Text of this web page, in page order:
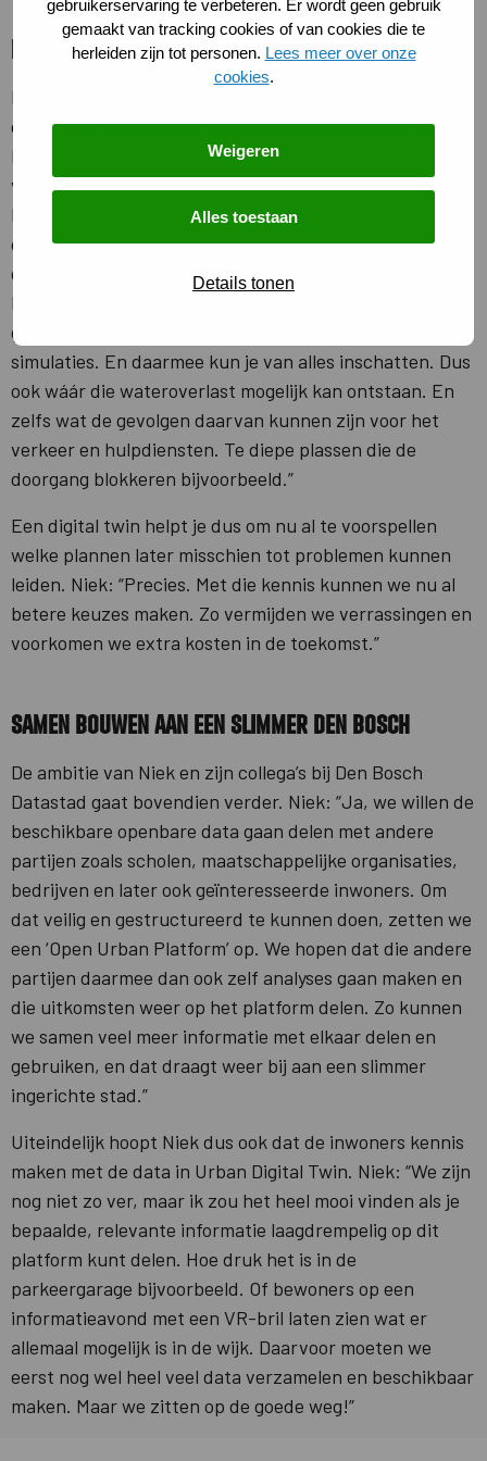
gebruikerservaring te verbeteren. Er wordt geen gebruik
gemaakt van tracking cookies of van cookies die te
herleiden zijn tot personen. Lees meer over onze
cookies.
Weigeren
Alles toestaan
Details tonen
Een blik in de toekomst
Maar Digital Twins gaan verder dan het heden, je kunt
er ook toekomstige scenario’s mee in beeld brengen.
Niek: “We kunnen bijvoorbeeld weergeven hoe delen
van de Spoorzone er in 2040 uit zouden kunnen zien.
Maar ook wat de gevolgen van een enorme hoosbui op
dat gebied kunnen zijn. Door slimme rekenmodellen –
die rekening houden met o.a. bestrating,
hoogteverschillen, planten, bomen en soorten
gebouwen – aan een digital twin te koppelen, creëer je
simulaties. En daarmee kun je van alles inschatten. Dus
ook wáár die wateroverlast mogelijk kan ontstaan. En
zelfs wat de gevolgen daarvan kunnen zijn voor het
verkeer en hulpdiensten. Te diepe plassen die de
doorgang blokkeren bijvoorbeeld.”
Een digital twin helpt je dus om nu al te voorspellen
welke plannen later misschien tot problemen kunnen
leiden. Niek: “Precies. Met die kennis kunnen we nu al
betere keuzes maken. Zo vermijden we verrassingen en
voorkomen we extra kosten in de toekomst.”
Samen bouwen aan een slimmer Den Bosch
De ambitie van Niek en zijn collega’s bij Den Bosch
Datastad gaat bovendien verder. Niek: “Ja, we willen de
beschikbare openbare data gaan delen met andere
partijen zoals scholen, maatschappelijke organisaties,
bedrijven en later ook geïnteresseerde inwoners. Om
dat veilig en gestructureerd te kunnen doen, zetten we
een ‘Open Urban Platform’ op. We hopen dat die andere
partijen daarmee dan ook zelf analyses gaan maken en
die uitkomsten weer op het platform delen. Zo kunnen
we samen veel meer informatie met elkaar delen en
gebruiken, en dat draagt weer bij aan een slimmer
ingerichte stad.”
Uiteindelijk hoopt Niek dus ook dat de inwoners kennis
maken met de data in Urban Digital Twin. Niek: “We zijn
nog niet zo ver, maar ik zou het heel mooi vinden als je
bepaalde, relevante informatie laagdrempelig op dit
platform kunt delen. Hoe druk het is in de
parkeergarage bijvoorbeeld. Of bewoners op een
informatieavond met een VR-bril laten zien wat er
allemaal mogelijk is in de wijk. Daarvoor moeten we
eerst nog wel heel veel data verzamelen en beschikbaar
maken. Maar we zitten op de goede weg!”